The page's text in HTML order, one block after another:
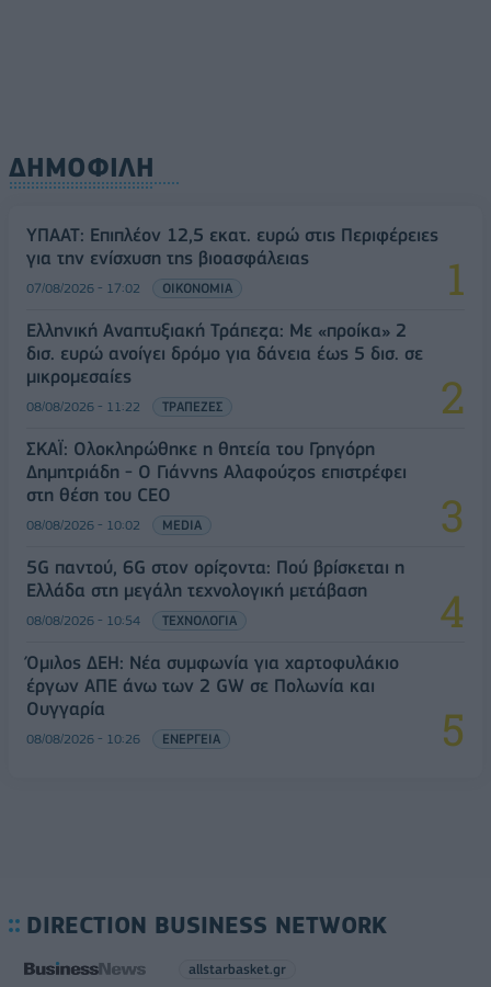
ΔΗΜΟΦΙΛΗ
ΥΠΑΑΤ: Επιπλέον 12,5 εκατ. ευρώ στις Περιφέρειες
για την ενίσχυση της βιοασφάλειας
07/08/2026 - 17:02 ΟΙΚΟΝΟΜΙΑ
Ελληνική Αναπτυξιακή Τράπεζα: Με «προίκα» 2
δισ. ευρώ ανοίγει δρόμο για δάνεια έως 5 δισ. σε
μικρομεσαίες
08/08/2026 - 11:22 ΤΡΑΠΕΖΕΣ
ΣΚΑΪ: Ολοκληρώθηκε η θητεία του Γρηγόρη
Δημητριάδη - Ο Γιάννης Αλαφούζος επιστρέφει
στη θέση του CEO
08/08/2026 - 10:02 MEDIA
5G παντού, 6G στον ορίζοντα: Πού βρίσκεται η
Ελλάδα στη μεγάλη τεχνολογική μετάβαση
08/08/2026 - 10:54 ΤΕΧΝΟΛΟΓΙΑ
Όμιλος ΔΕΗ: Νέα συμφωνία για χαρτοφυλάκιο
έργων ΑΠΕ άνω των 2 GW σε Πολωνία και
Ουγγαρία
08/08/2026 - 10:26 ΕΝΕΡΓΕΙΑ
DIRECTION BUSINESS NETWORK
allstarbasket.gr